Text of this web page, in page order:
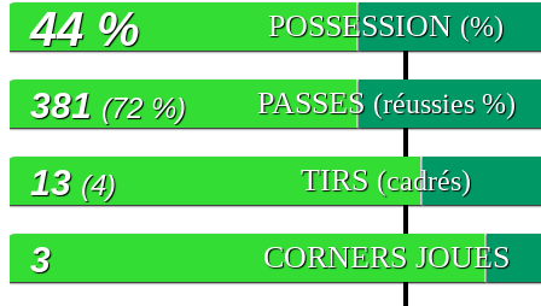
POSSESSION (%)
44 %
PASSES (réussies %)
381 (72 %)
TIRS (cadrés)
13 (4)
CORNERS JOUES
3